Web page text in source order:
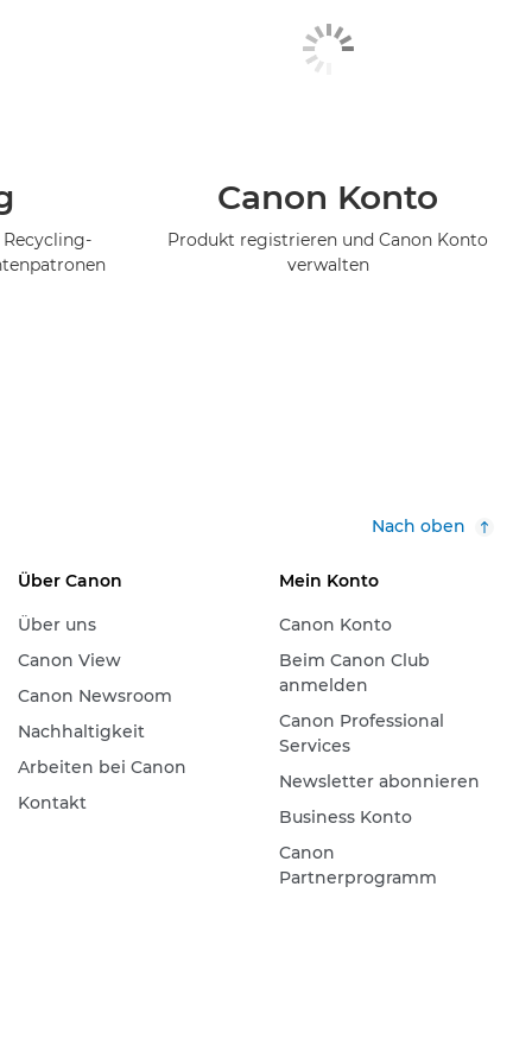
Canon Konto
Produkt registrieren und Canon Konto
verwalten
Nach oben
Über Canon
Über uns
Canon View
Canon Newsroom
Nachhaltigkeit
Arbeiten bei Canon
Kontakt
Mein Konto
Canon Konto
Beim Canon Club
anmelden
Canon Professional
Services
Newsletter abonnieren
Business Konto
Canon
Partnerprogramm